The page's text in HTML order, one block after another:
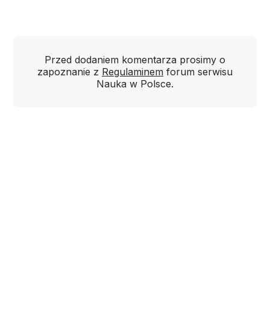
Przed dodaniem komentarza prosimy o
zapoznanie z Regulaminem forum serwisu
Nauka w Polsce.